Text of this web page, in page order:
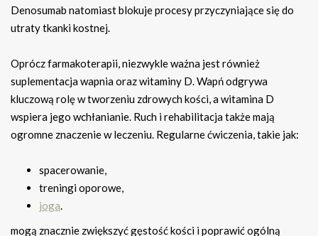
Denosumab natomiast blokuje procesy przyczyniające się do
utraty tkanki kostnej.
Oprócz farmakoterapii, niezwykle ważna jest również
suplementacja wapnia oraz witaminy D. Wapń odgrywa
kluczową rolę w tworzeniu zdrowych kości, a witamina D
wspiera jego wchłanianie. Ruch i rehabilitacja także mają
ogromne znaczenie w leczeniu. Regularne ćwiczenia, takie jak:
spacerowanie,
treningi oporowe,
joga.
mogą znacznie zwiększyć gęstość kości i poprawić ogólną